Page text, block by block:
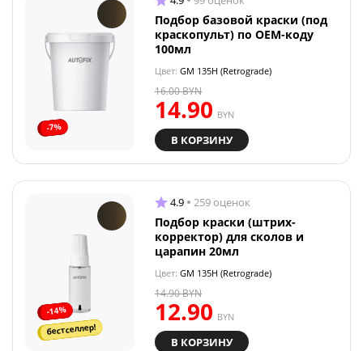
-7%
Подбор базовой краски (под
краскопульт) по OEM-коду
100мл
Цвет: GM 135H (Retrograde)
14.90 BYN
16.00BYN
В КОРЗИНУ
-14%
бестселлер!
4.9 259 оценок
Подбор краски (штрих-
корректор) для сколов и
царапин 20мл
Цвет: GM 135H (Retrograde)
12.90 BYN
14.90BYN
В КОРЗИНУ